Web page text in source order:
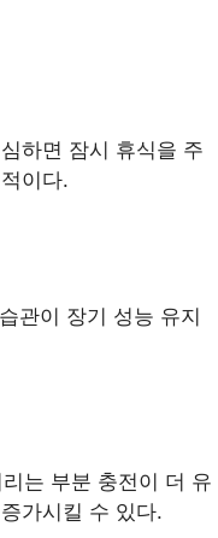
하면 잠시 휴식을 주
이다.
관이 장기 성능 유지
는 부분 충전이 더 유
가시킬 수 있다.